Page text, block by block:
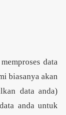
data
biasanya akan
data anda)
anda untuk